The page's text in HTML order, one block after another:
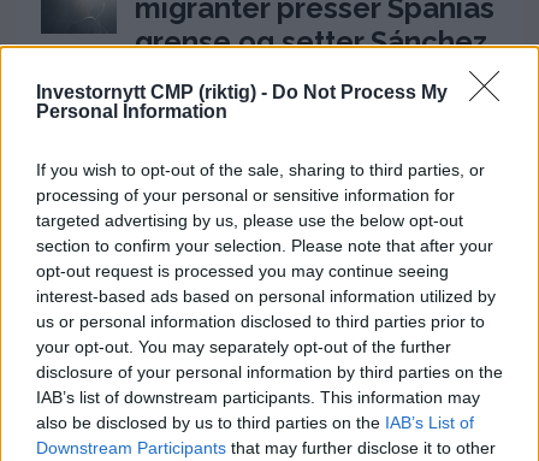
Investornytt CMP (riktig) - Do Not Process My
Personal Information
If you wish to opt-out of the sale, sharing to third parties, or
processing of your personal or sensitive information for
targeted advertising by us, please use the below opt-out
section to confirm your selection. Please note that after your
opt-out request is processed you may continue seeing
interest-based ads based on personal information utilized by
us or personal information disclosed to third parties prior to
your opt-out. You may separately opt-out of the further
disclosure of your personal information by third parties on the
IAB’s list of downstream participants. This information may
also be disclosed by us to third parties on the IAB’s List of
Downstream Participants that may further disclose it to other
migranter presser Spanias
grense og setter Sánchez
under press
31. juli 2026 - 18:08
Hvorfor døde Olaf Tufte?
Hjertestans,
vaksinespørsmål og
toppidrettens risiko
26. juli 2026 - 12:17
Circio henter RNA-
veteran til styret før
klinisk satsing i genterapi